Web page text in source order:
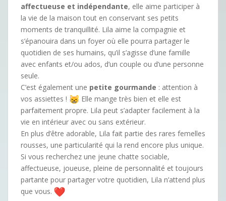
affectueuse et indépendante, elle aime participer à
la vie de la maison tout en conservant ses petits
moments de tranquillité. Lila aime la compagnie et
s’épanouira dans un foyer où elle pourra partager le
quotidien de ses humains, qu’il s’agisse d’une famille
avec enfants et/ou ados, d’un couple ou d’une personne
seule.
C’est également une petite gourmande : attention à
vos assiettes !
Elle mange très bien et elle est
parfaitement propre. Lila peut s’adapter facilement à la
vie en intérieur avec ou sans extérieur.
En plus d’être adorable, Lila fait partie des rares femelles
rousses, une particularité qui la rend encore plus unique.
Si vous recherchez une jeune chatte sociable,
affectueuse, joueuse, pleine de personnalité et toujours
partante pour partager votre quotidien, Lila n’attend plus
que vous.